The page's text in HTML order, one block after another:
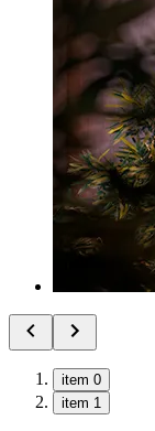
item 0
item 1